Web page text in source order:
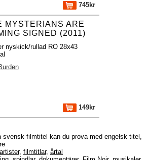
745kr
MYSTERIANS ARE
SIGNED (2011)
nyskick/rullad RO 28x43
149kr
svensk filmtitel kan du prova med engelsk titel,
artister, filmtitlar, årtal